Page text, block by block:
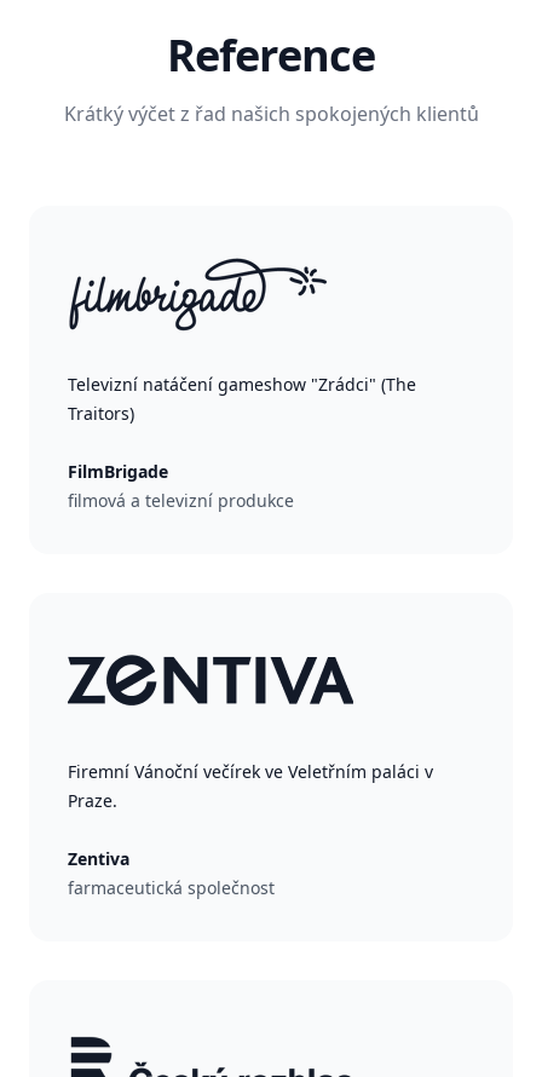
Reference
Krátký výčet z řad našich spokojených klientů
Televizní natáčení gameshow "Zrádci" (The
Traitors)
FilmBrigade
filmová a televizní produkce
Firemní Vánoční večírek ve Veletřním paláci v
Praze.
Zentiva
farmaceutická společnost